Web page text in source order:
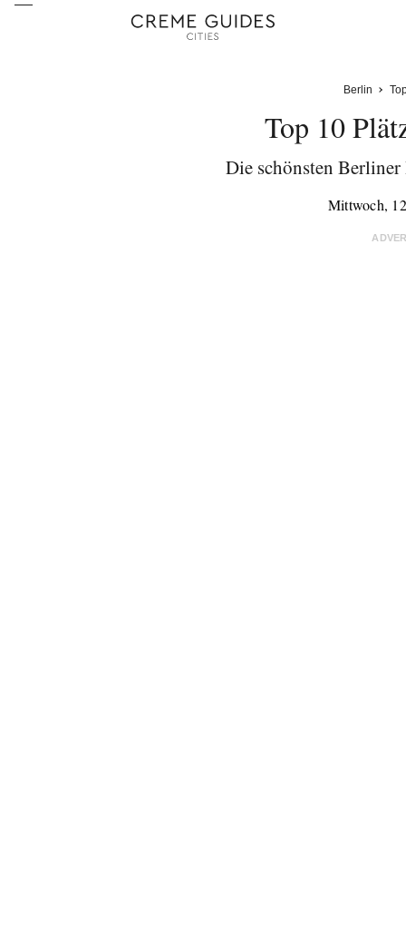
Berlin
Top 10
Die schönsten Berliner
Mittwoch,